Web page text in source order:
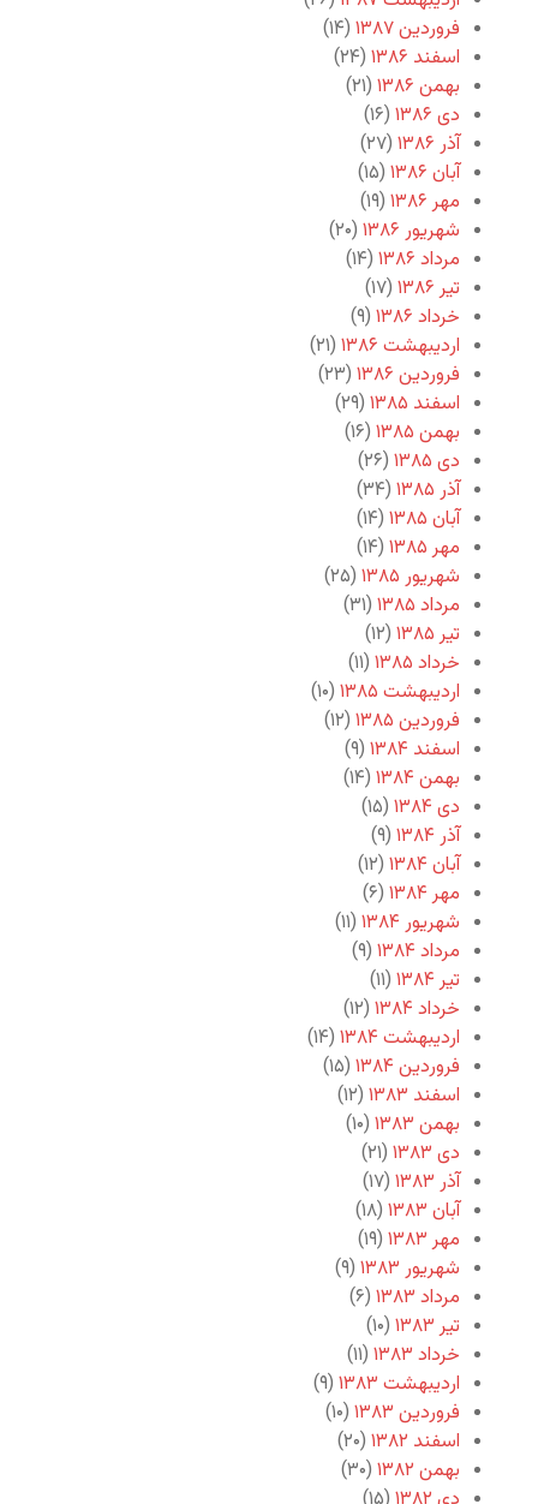
فروردین ۱۳۸۷
(۱۴)
اسفند ۱۳۸۶
(۲۴)
بهمن ۱۳۸۶
(۲۱)
دی ۱۳۸۶
(۱۶)
آذر ۱۳۸۶
(۲۷)
آبان ۱۳۸۶
(۱۵)
مهر ۱۳۸۶
(۱۹)
شهریور ۱۳۸۶
(۲۰)
مرداد ۱۳۸۶
(۱۴)
تیر ۱۳۸۶
(۱۷)
خرداد ۱۳۸۶
(۹)
اردیبهشت ۱۳۸۶
(۲۱)
فروردین ۱۳۸۶
(۲۳)
اسفند ۱۳۸۵
(۲۹)
بهمن ۱۳۸۵
(۱۶)
دی ۱۳۸۵
(۲۶)
آذر ۱۳۸۵
(۳۴)
آبان ۱۳۸۵
(۱۴)
مهر ۱۳۸۵
(۱۴)
شهریور ۱۳۸۵
(۲۵)
مرداد ۱۳۸۵
(۳۱)
تیر ۱۳۸۵
(۱۲)
خرداد ۱۳۸۵
(۱۱)
اردیبهشت ۱۳۸۵
(۱۰)
فروردین ۱۳۸۵
(۱۲)
اسفند ۱۳۸۴
(۹)
بهمن ۱۳۸۴
(۱۴)
دی ۱۳۸۴
(۱۵)
آذر ۱۳۸۴
(۹)
آبان ۱۳۸۴
(۱۲)
مهر ۱۳۸۴
(۶)
شهریور ۱۳۸۴
(۱۱)
مرداد ۱۳۸۴
(۹)
تیر ۱۳۸۴
(۱۱)
خرداد ۱۳۸۴
(۱۲)
اردیبهشت ۱۳۸۴
(۱۴)
فروردین ۱۳۸۴
(۱۵)
اسفند ۱۳۸۳
(۱۲)
بهمن ۱۳۸۳
(۱۰)
دی ۱۳۸۳
(۲۱)
آذر ۱۳۸۳
(۱۷)
آبان ۱۳۸۳
(۱۸)
مهر ۱۳۸۳
(۱۹)
شهریور ۱۳۸۳
(۹)
مرداد ۱۳۸۳
(۶)
تیر ۱۳۸۳
(۱۰)
خرداد ۱۳۸۳
(۱۱)
اردیبهشت ۱۳۸۳
(۹)
فروردین ۱۳۸۳
(۱۰)
اسفند ۱۳۸۲
(۲۰)
بهمن ۱۳۸۲
(۳۰)